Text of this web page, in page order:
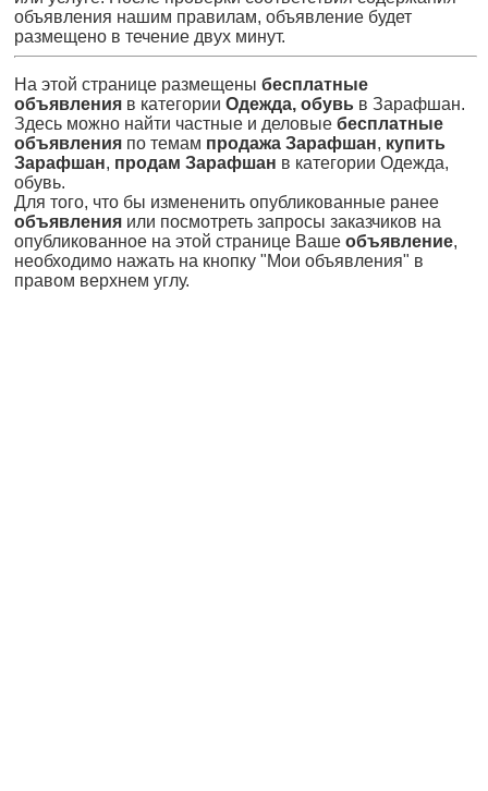
объявления нашим правилам, объявление будет
размещено в течение двух минут.
На этой странице размещены бесплатные
объявления в категории Одежда, обувь в Зарафшан.
Здесь можно найти частные и деловые бесплатные
объявления по темам продажа Зарафшан, купить
Зарафшан, продам Зарафшан в категории Одежда,
обувь.
Для того, что бы измененить опубликованные ранее
объявления или посмотреть запросы заказчиков на
опубликованное на этой странице Ваше объявление,
необходимо нажать на кнопку "Мои объявления" в
правом верхнем углу.